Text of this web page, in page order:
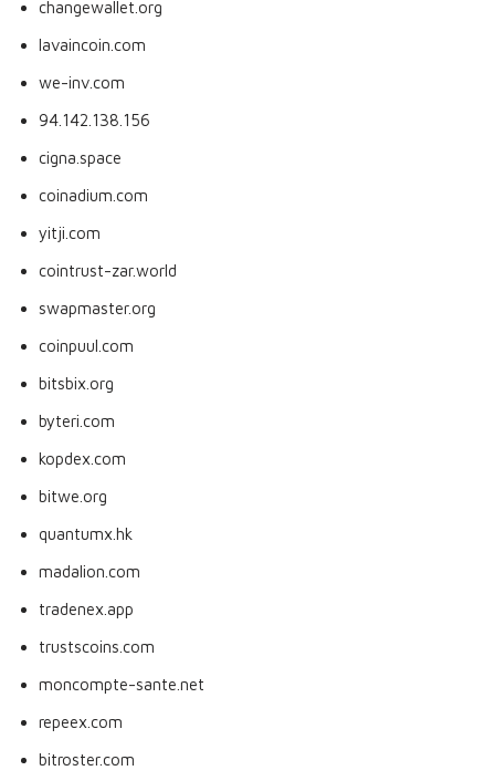
changewallet.org
lavaincoin.com
we-inv.com
94.142.138.156
cigna.space
coinadium.com
yitji.com
cointrust-zar.world
swapmaster.org
coinpuul.com
bitsbix.org
byteri.com
kopdex.com
bitwe.org
quantumx.hk
madalion.com
tradenex.app
trustscoins.com
moncompte-sante.net
repeex.com
bitroster.com